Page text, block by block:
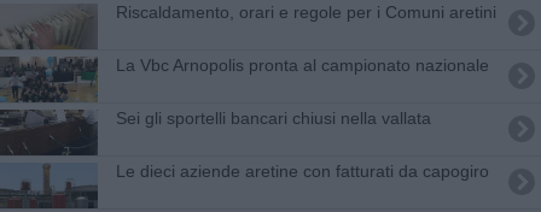
Riscaldamento, orari e regole per i Comuni aretini
La Vbc Arnopolis pronta al campionato nazionale
Sei gli sportelli bancari chiusi nella vallata
Le dieci aziende aretine con fatturati da capogiro